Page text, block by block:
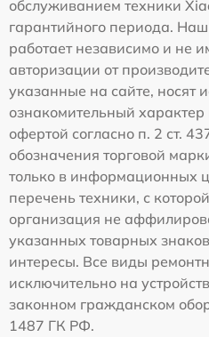
обслуживанием техники
гарантийного периода.
работает независимо и не
авторизации от
указанные на сайте, носят
ознакомительный
офертой согласно п. 2 ст.
обозначения торговой
только в информационных
перечень техники, с
организация не
указанных товарных
интересы. Все виды
исключительно на
законном гражданском
1487 ГК РФ.